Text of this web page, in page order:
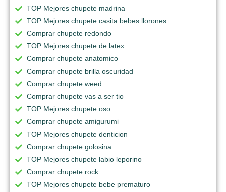
TOP Mejores chupete madrina
TOP Mejores chupete casita bebes llorones
Comprar chupete redondo
TOP Mejores chupete de latex
Comprar chupete anatomico
Comprar chupete brilla oscuridad
Comprar chupete weed
Comprar chupete vas a ser tio
TOP Mejores chupete oso
Comprar chupete amigurumi
TOP Mejores chupete denticion
Comprar chupete golosina
TOP Mejores chupete labio leporino
Comprar chupete rock
TOP Mejores chupete bebe prematuro